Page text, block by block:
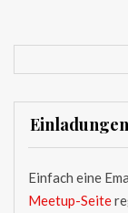
Einfach eine
Meetup-Seite